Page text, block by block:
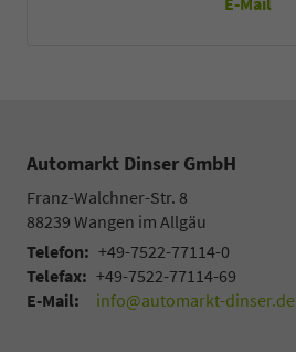
Automarkt Dinser GmbH
Franz-Walchner-Str. 8
88239 Wangen im Allgäu
Telefon: +49-7522-77114-0
Telefax: +49-7522-77114-69
E-Mail:
info@automarkt-dinser.de